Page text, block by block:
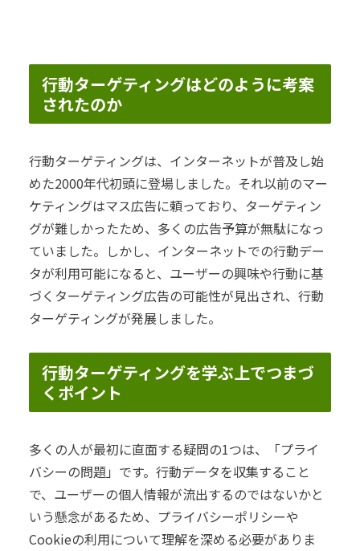
行動ターゲティングはどのように考案
されたのか
行動ターゲティングは、インターネットが普及し始
めた2000年代初頭に登場しました。それ以前のマー
ケティングはマス広告に頼っており、ターゲティン
グが難しかったため、多くの広告予算が無駄になっ
ていました。しかし、インターネットでの行動デー
タが利用可能になると、ユーザーの興味や行動に基
づくターゲティング広告の可能性が見出され、行動
ターゲティングが発展しました。
行動ターゲティングを学ぶ上でつまづ
くポイント
多くの人が最初に直面する疑問の1つは、「プライ
バシーの問題」です。行動データを収集すること
で、ユーザーの個人情報が流出するのではないかと
いう懸念があるため、プライバシーポリシーや
Cookieの利用について理解を深める必要がありま